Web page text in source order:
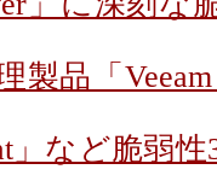
製品「
」など脆弱